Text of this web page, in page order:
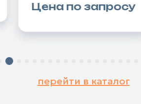
Цена по запросу
перейти в каталог